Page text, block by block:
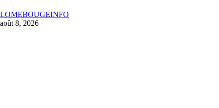
LOMEBOUGEINFO
août 8, 2026